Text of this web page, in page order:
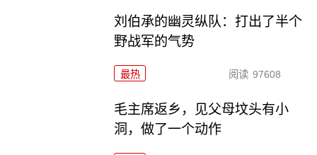
刘伯承的幽灵纵队：打出了半个
野战军的气势
最热 阅读 97608
毛主席返乡，见父母坟头有小
洞，做了一个动作